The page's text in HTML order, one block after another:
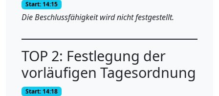
Start: 14:15
Die Beschlussfähigkeit wird nicht festgestellt.
TOP 2: Festlegung der
vorläufigen Tagesordnung
Start: 14:18